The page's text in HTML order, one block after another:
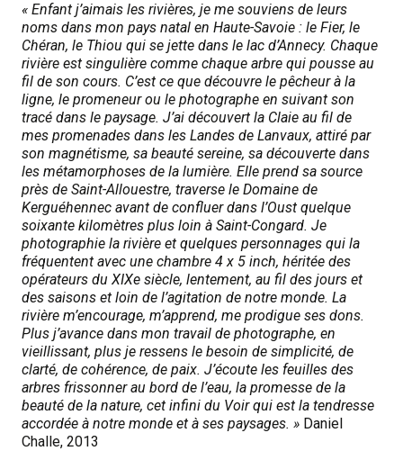
« Enfant j’aimais les rivières, je me souviens de leurs
noms dans mon pays natal en Haute-Savoie : le Fier, le
Chéran, le Thiou qui se jette dans le lac d’Annecy. Chaque
rivière est singulière comme chaque arbre qui pousse au
fil de son cours. C’est ce que découvre le pêcheur à la
ligne, le promeneur ou le photographe en suivant son
tracé dans le paysage. J’ai découvert la Claie au fil de
mes promenades dans les Landes de Lanvaux, attiré par
son magnétisme, sa beauté sereine, sa découverte dans
les métamorphoses de la lumière. Elle prend sa source
près de Saint-Allouestre, traverse le Domaine de
Kerguéhennec avant de confluer dans l’Oust quelque
soixante kilomètres plus loin à Saint-Congard. Je
photographie la rivière et quelques personnages qui la
fréquentent avec une chambre 4 x 5 inch, héritée des
opérateurs du XIXe siècle, lentement, au fil des jours et
des saisons et loin de l’agitation de notre monde. La
rivière m’encourage, m’apprend, me prodigue ses dons.
Plus j’avance dans mon travail de photographe, en
vieillissant, plus je ressens le besoin de simplicité, de
clarté, de cohérence, de paix. J’écoute les feuilles des
arbres frissonner au bord de l’eau, la promesse de la
beauté de la nature, cet infini du Voir qui est la tendresse
accordée à notre monde et à ses paysages. » Daniel
Challe, 2013